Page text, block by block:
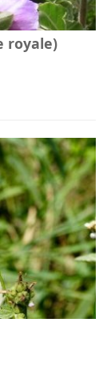
royale)